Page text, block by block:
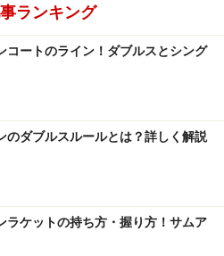
「3UG5」や「4UG4」などの
」はグリップサイズを表して
ットの持ち手の部分のこと
教えてくれるのです。
、グリップが細くなることを
ターンがありますので、その
合わせて選ぶのです。
ランキング
コートのライン！ダブルスとシング
のダブルスルールとは？詳しく解説
ラケットの持ち方・握り方！サムア